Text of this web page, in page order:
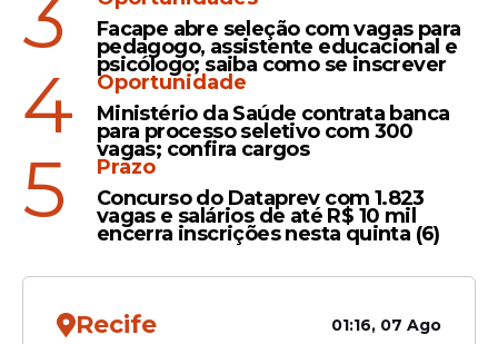
os trabalhadores
possam fazer sexo em
paz"
Veja Também
3
Facape abre seleção com vagas para
pedagogo, assistente educacional e
psicólogo; saiba como se inscrever
4
Oportunidade
Ministério da Saúde contrata banca
para processo seletivo com 300
vagas; confira cargos
5
Prazo
Concurso do Dataprev com 1.823
vagas e salários de até R$ 10 mil
encerra inscrições nesta quinta (6)
Recife 01:16, 07 Ago